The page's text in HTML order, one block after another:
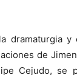
dramaturgia y
de
Cejudo, se